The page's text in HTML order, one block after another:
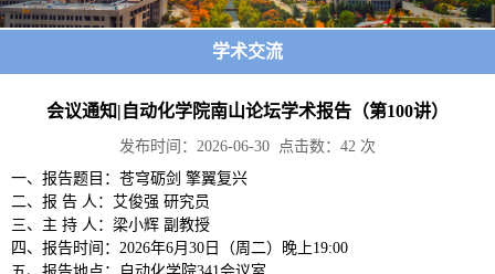
学术交流
会议通知|自动化学院南山论坛学术报告（第100讲）
发布时间：2026-06-30 点击数： 42 次
一、报告题目：苍穹砺剑 擎翼复兴
二、报 告 人：艾俊强 研究员
三、主 持 人：梁小辉 副教授
四、报告时间：2026年6月30日（周二）晚上19:00